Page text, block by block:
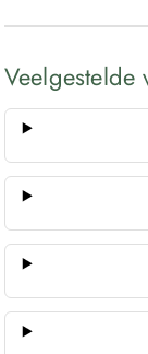
Veelgestelde